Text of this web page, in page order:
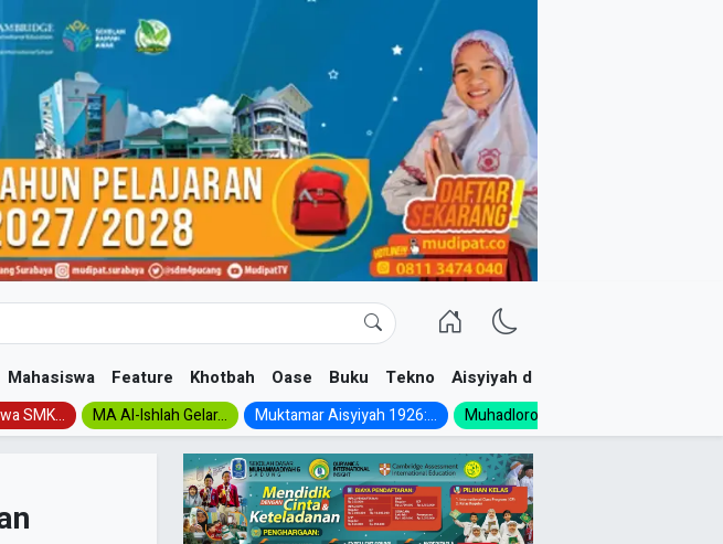
Mahasiswa Feature Khotbah Oase Buku Tekno Aisyiyah dan NA
SMK... MA Al-Ishlah Gelar... Muktamar Aisyiyah 1926:... Muhadloroh Akbar 2026:...